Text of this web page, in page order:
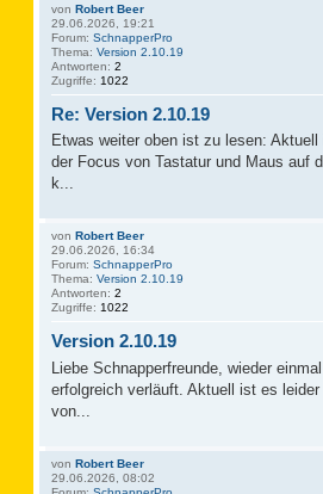
von Robert Beer
29.06.2026, 19:21
Forum: SchnapperPro
Thema: Version 2.10.19
Antworten: 2
Zugriffe: 1022
Re: Version 2.10.19
Etwas weiter oben ist zu lesen:
der Focus von Tastatur und Maus auf
k...
von Robert Beer
29.06.2026, 16:34
Forum: SchnapperPro
Thema: Version 2.10.19
Antworten: 2
Zugriffe: 1022
Version 2.10.19
Liebe Schnapperfreunde, wieder
erfolgreich verläuft. Aktuell ist es
von...
von Robert Beer
29.06.2026, 08:02